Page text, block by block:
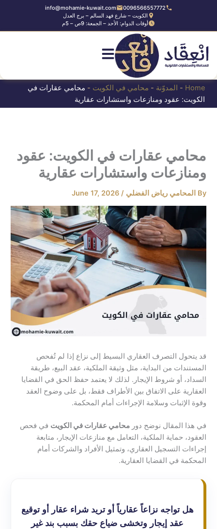
0096566557772
info@mohamie-kuwait.com
الكويت – شارع فهد السالم – برج العدل
أوقات الدوام: الأحد – الجمعة: 9ص – 5م
Home
- المدوّنة - محامي في الكويت - محامي عقارات في
الكويت: عقود ومنازعات واستشارات عقارية
محامي عقارات في الكويت: عقود
ومنازعات واستشارات عقارية
By المحامي رياض الفضلي /
June 17, 2026
قد يتحول التصرف العقاري البسيط إلى نزاع إذا لم تُفحص
المستندات من البداية، مثل وثيقة الملكية، عقد البيع، طريقة
السداد، أو شروط الإيجار. لذلك لا يعتمد حفظ الحق في القضايا
العقارية على الاتفاق بين الأطراف فقط، بل على وضوح العقد
وقوة الإثبات وسلامة الإجراءات أمام المحكمة.
في هذا المقال نوضح دورمحامي عقارات في الكويت في فحص
العقود، حماية الملكية، التعامل مع منازعات الإيجار، متابعة
إجراءات التسجيل العقاري، وتمثيل الأفراد والشركات أمام
المحكمة في القضايا العقارية.
هل تواجه نزاعاً عقارياً أو تريد شراء عقار أو توقيع
عقد إيجار وتخشى ضياع حقك بسبب بند غير